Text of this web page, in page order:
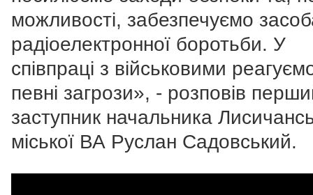
можливості, забезпечуємо
радіоелектронної боротьби. У
співпраці з військовими
певні загрози», - розповів
заступник начальника
міської ВА Руслан Садовський.